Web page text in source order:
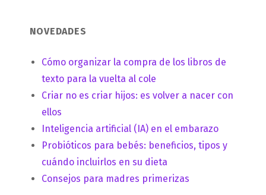
NOVEDADES
Cómo organizar la compra de los libros de
texto para la vuelta al cole
Criar no es criar hijos: es volver a nacer con
ellos
Inteligencia artificial (IA) en el embarazo
Probióticos para bebés: beneficios, tipos y
cuándo incluirlos en su dieta
Consejos para madres primerizas